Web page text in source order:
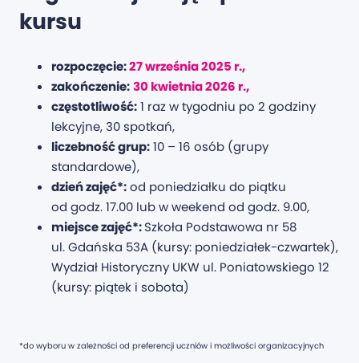
kursu
rozpoczęcie:27 września 2025 r.,
zakończenie:30 kwietnia 2026 r.,
częstotliwość:1 raz w tygodniu po 2 godziny
lekcyjne, 30 spotkań,
liczebność grup:10 – 16 osób (grupy
standardowe),
dzień zajęć*:od poniedziałku do piątku
od godz. 17.00 lub w weekend od godz. 9.00,
miejsce zajęć*:Szkoła Podstawowa nr 58
ul. Gdańska 53A (kursy: poniedziałek-czwartek),
Wydział Historyczny UKW ul. Poniatowskiego 12
(kursy: piątek i sobota)
*do wyboru w zależności od preferencji uczniów i możliwości organizacyjnych